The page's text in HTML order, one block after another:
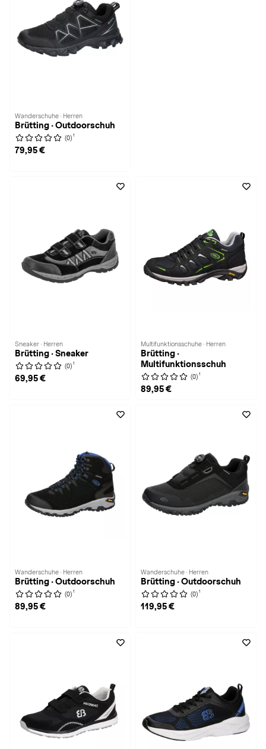
Wanderschuhe · Herren
Brütting · Outdoorschuh
(0) 1
79,95 €
Sneaker · Herren
Brütting · Sneaker
(0) 1
69,95 €
Multifunktionsschuhe · Herren
Brütting ·
Multifunktionsschuh
(0) 1
89,95 €
Wanderschuhe · Herren
Brütting · Outdoorschuh
(0) 1
89,95 €
Wanderschuhe · Herren
Brütting · Outdoorschuh
(0) 1
119,95 €